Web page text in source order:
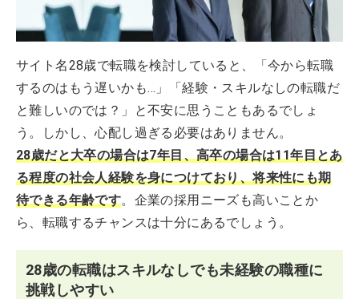
サイト名28歳で転職を検討していると、「今から転職
するのはもう遅いかも…」「経験・スキルなしの転職だ
と難しいのでは？」と不安に思うこともあるでしょ
う。しかし、心配し過ぎる必要はありません。
28歳だと大卒の場合は7年目、高卒の場合は11年目とあ
る程度の社会人経験を身につけており、将来性にも期
待できる年齢です。企業の採用ニーズも高いことか
ら、転職するチャンスは十分にあるでしょう。
28歳の転職はスキルなしでも未経験の職種に
挑戦しやすい